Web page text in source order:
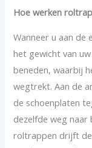
Hoe werken
Wanneer u aan
het gewicht van
beneden, waarbij
wegtrekt. Aan de
de schoenplaten
dezelfde weg naar
roltrappen drijft